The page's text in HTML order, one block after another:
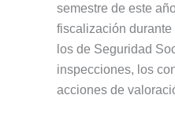
semestre de este
fiscalización durante
los de Seguridad
inspecciones, los
acciones de